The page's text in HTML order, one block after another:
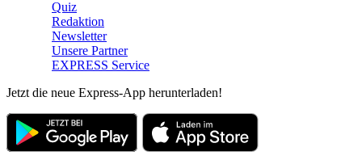
Quiz
Redaktion
Newsletter
Unsere Partner
EXPRESS Service
Jetzt die neue Express-App herunterladen!